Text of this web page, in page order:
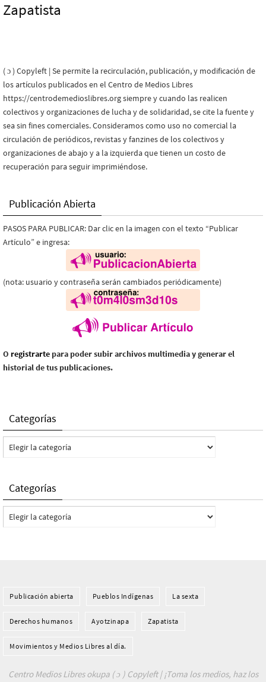
Zapatista
( ɔ ) Copyleft | Se permite la recirculación, publicación, y modificación de
los artículos publicados en el Centro de Medios Libres
https://centrodemedioslibres.org siempre y cuando las realicen
colectivos y organizaciones de lucha y de solidaridad, se cite la fuente y
sea sin fines comerciales. Consideramos como uso no comercial la
circulación de periódicos, revistas y fanzines de los colectivos y
organizaciones de abajo y a la izquierda que tienen un costo de
recuperación para seguir imprimiéndose.
Publicación Abierta
PASOS PARA PUBLICAR: Dar clic en la imagen con el texto “Publicar
Artículo” e ingresa:
(nota: usuario y contraseña serán cambiados periódicamente)
O registrarte para poder subir archivos multimedia y generar el
historial de tus publicaciones.
Categorías
Categorías
Categorías
Categorías
Publicación abierta Pueblos Indí­genas La sexta
Derechos humanos Ayotzinapa Zapatista
Movimientos y Medios Libres al día.
Centro Medios Libres okupa ( ɔ ) Copyleft | ¡Toma los medios, haz los